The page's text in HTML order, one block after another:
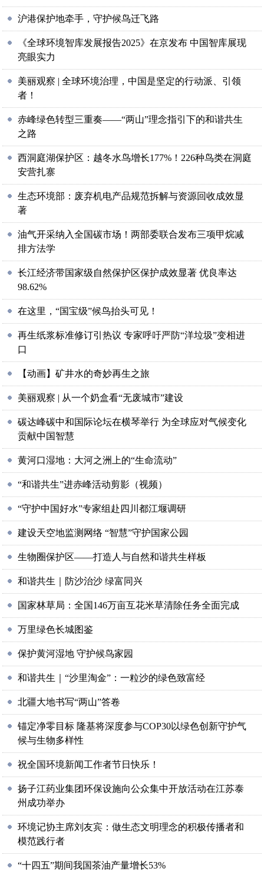
沪港保护地牵手，守护候鸟迁飞路
《全球环境智库发展报告2025》在京发布 中国智库展现
亮眼实力
美丽观察 | 全球环境治理，中国是坚定的行动派、引领
者！
赤峰绿色转型三重奏——“两山”理念指引下的和谐共生
之路
西洞庭湖保护区：越冬水鸟增长177%！226种鸟类在洞庭
安营扎寨
生态环境部：废弃机电产品规范拆解与资源回收成效显
著
油气开采纳入全国碳市场！两部委联合发布三项甲烷减
排方法学
长江经济带国家级自然保护区保护成效显著 优良率达
98.62%
在这里，“国宝级”候鸟抬头可见！
再生纸浆标准修订引热议 专家呼吁严防“洋垃圾”变相进
口
【动画】矿井水的奇妙再生之旅
美丽观察 | 从一个奶盒看“无废城市”建设
碳达峰碳中和国际论坛在横琴举行 为全球应对气候变化
贡献中国智慧
黄河口湿地：大河之洲上的“生命流动”
“和谐共生”进赤峰活动剪影（视频）
“守护中国好水”专家组赴四川都江堰调研
建设天空地监测网络 “智慧”守护国家公园
生物圈保护区——打造人与自然和谐共生样板
和谐共生｜防沙治沙 绿富同兴
国家林草局：全国146万亩互花米草清除任务全面完成
万里绿色长城图鉴
保护黄河湿地 守护候鸟家园
和谐共生｜“沙里淘金”：一粒沙的绿色致富经
北疆大地书写“两山”答卷
锚定净零目标 隆基将深度参与COP30以绿色创新守护气
候与生物多样性
祝全国环境新闻工作者节日快乐！
扬子江药业集团环保设施向公众集中开放活动在江苏泰
州成功举办
环境记协主席刘友宾：做生态文明理念的积极传播者和
模范践行者
“十四五”期间我国茶油产量增长53%